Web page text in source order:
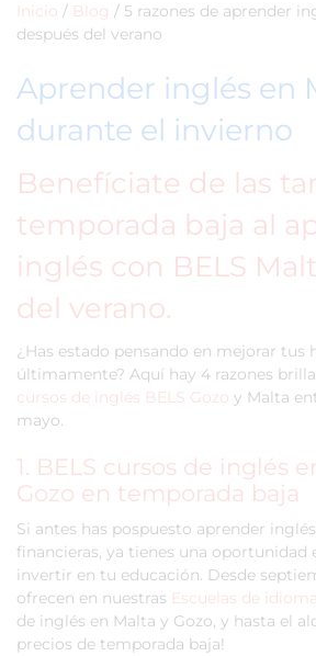
Inicio / Blog / 5 razones de aprender
después del verano
Aprender inglés en
durante el invierno
Benefíciate de las
temporada baja al
inglés con BELS
del verano.
¿Has estado pensando en mejorar tus
últimamente? Aquí hay 4 razones
cursos de inglés BELS Gozo y Malta
mayo.
1. BELS cursos de inglés
Gozo en temporada baja
Si antes has pospuesto aprender
financieras, ya tienes una oportunidad
invertir en tu educación. Desde
ofrecen en nuestras Escuelas de
de inglés en Malta y Gozo, y hasta el
precios de temporada baja!